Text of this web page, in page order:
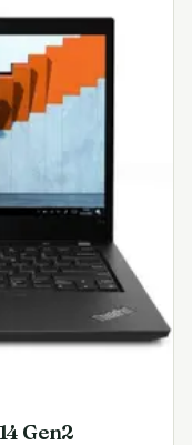
Gen2